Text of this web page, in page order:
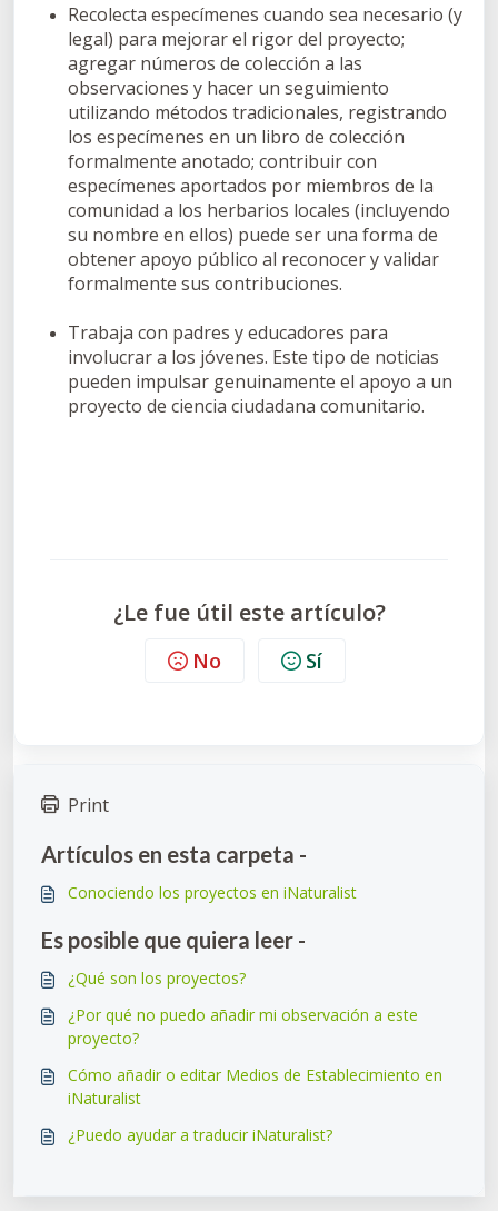
Recolecta especímenes cuando sea necesario (y
legal) para mejorar el rigor del proyecto;
agregar números de colección a las
observaciones y hacer un seguimiento
utilizando métodos tradicionales, registrando
los especímenes en un libro de colección
formalmente anotado; contribuir con
especímenes aportados por miembros de la
comunidad a los herbarios locales (incluyendo
su nombre en ellos) puede ser una forma de
obtener apoyo público al reconocer y validar
formalmente sus contribuciones.
Trabaja con padres y educadores para
involucrar a los jóvenes. Este tipo de noticias
pueden impulsar genuinamente el apoyo a un
proyecto de ciencia ciudadana comunitario.
¿Le fue útil este artículo?
No Sí
Print
Artículos en esta carpeta -
Conociendo los proyectos en iNaturalist
Es posible que quiera leer -
¿Qué son los proyectos?
¿Por qué no puedo añadir mi observación a este
proyecto?
Cómo añadir o editar Medios de Establecimiento en
iNaturalist
¿Puedo ayudar a traducir iNaturalist?